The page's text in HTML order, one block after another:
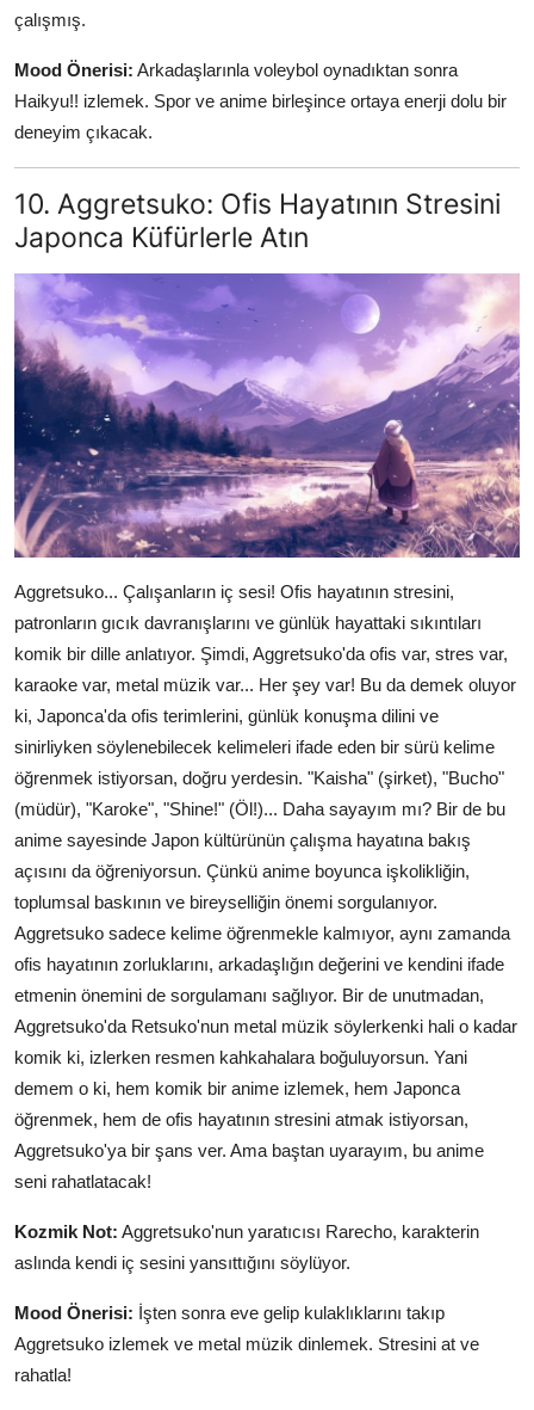
çalışmış.
Mood Önerisi: Arkadaşlarınla voleybol oynadıktan sonra
Haikyu!! izlemek. Spor ve anime birleşince ortaya enerji dolu bir
deneyim çıkacak.
10. Aggretsuko: Ofis Hayatının Stresini
Japonca Küfürlerle Atın
Aggretsuko... Çalışanların iç sesi! Ofis hayatının stresini,
patronların gıcık davranışlarını ve günlük hayattaki sıkıntıları
komik bir dille anlatıyor. Şimdi, Aggretsuko'da ofis var, stres var,
karaoke var, metal müzik var... Her şey var! Bu da demek oluyor
ki, Japonca'da ofis terimlerini, günlük konuşma dilini ve
sinirliyken söylenebilecek kelimeleri ifade eden bir sürü kelime
öğrenmek istiyorsan, doğru yerdesin. "Kaisha" (şirket), "Bucho"
(müdür), "Karoke", "Shine!" (Öl!)... Daha sayayım mı? Bir de bu
anime sayesinde Japon kültürünün çalışma hayatına bakış
açısını da öğreniyorsun. Çünkü anime boyunca işkolikliğin,
toplumsal baskının ve bireyselliğin önemi sorgulanıyor.
Aggretsuko sadece kelime öğrenmekle kalmıyor, aynı zamanda
ofis hayatının zorluklarını, arkadaşlığın değerini ve kendini ifade
etmenin önemini de sorgulamanı sağlıyor. Bir de unutmadan,
Aggretsuko'da Retsuko'nun metal müzik söylerkenki hali o kadar
komik ki, izlerken resmen kahkahalara boğuluyorsun. Yani
demem o ki, hem komik bir anime izlemek, hem Japonca
öğrenmek, hem de ofis hayatının stresini atmak istiyorsan,
Aggretsuko'ya bir şans ver. Ama baştan uyarayım, bu anime
seni rahatlatacak!
Kozmik Not: Aggretsuko'nun yaratıcısı Rarecho, karakterin
aslında kendi iç sesini yansıttığını söylüyor.
Mood Önerisi: İşten sonra eve gelip kulaklıklarını takıp
Aggretsuko izlemek ve metal müzik dinlemek. Stresini at ve
rahatla!